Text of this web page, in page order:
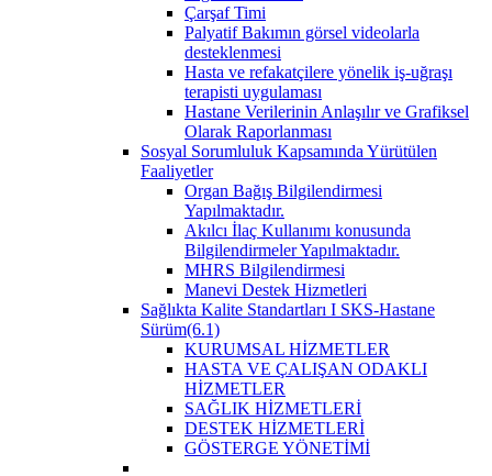
Çarşaf Timi
Palyatif Bakımın görsel videolarla
desteklenmesi
Hasta ve refakatçilere yönelik iş-uğraşı
terapisti uygulaması
Hastane Verilerinin Anlaşılır ve Grafiksel
Olarak Raporlanması
Sosyal Sorumluluk Kapsamında Yürütülen
Faaliyetler
Organ Bağış Bilgilendirmesi
Yapılmaktadır.
Akılcı İlaç Kullanımı konusunda
Bilgilendirmeler Yapılmaktadır.
MHRS Bilgilendirmesi
Manevi Destek Hizmetleri
Sağlıkta Kalite Standartları I SKS-Hastane
Sürüm(6.1)
KURUMSAL HİZMETLER
HASTA VE ÇALIŞAN ODAKLI
HİZMETLER
SAĞLIK HİZMETLERİ
DESTEK HİZMETLERİ
GÖSTERGE YÖNETİMİ